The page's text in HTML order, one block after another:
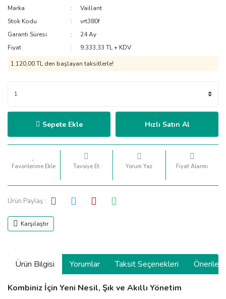
Marka
Vaillant
Stok Kodu
vrt380f
Garanti Süresi
24 Ay
Fiyat
9.333,33 TL + KDV
1.120,00 TL den başlayan taksitlerle!
Sepete Ekle Hızlı Satın Al
Tavsiye Et Yorum Yaz Fiyat Alarmı
Ürün Paylaş :
Karşılaştır
Ürün Bilgisi Yorumlar Taksit Seçenekleri
Kombiniz İçin Yeni Nesil, Şık ve Akıllı Yönetim